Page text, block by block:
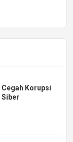
Cegah Korupsi